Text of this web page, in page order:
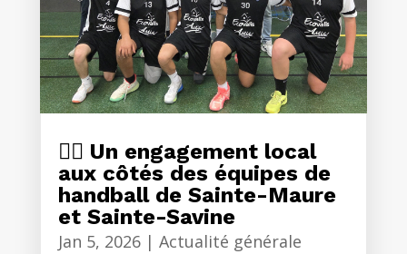
🤾‍♂️ Un engagement local
aux côtés des équipes de
handball de Sainte-Maure
et Sainte-Savine
Jan 5, 2026| Actualité générale